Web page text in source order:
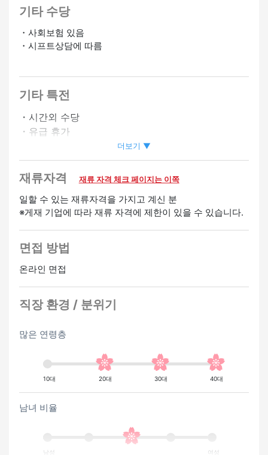
기타 수당
・사회보험 있음
・시프트상담에 따름
기타 특전
・시간외 수당
・유급 휴가
・심야 수당 있음
환영
경험자 우대 미경험 OK
더보기 ▼
재류자격 재류 자격 체크 페이지는 이쪽
일할 수 있는 재류자격을 가지고 계신 분
※게재 기업에 따라 재류 자격에 제한이 있을 수 있습니다.
면접 방법
온라인 면접
직장 환경 / 분위기
많은 연령층
10대 20대 30대 40대
남녀 비율
남성 여성